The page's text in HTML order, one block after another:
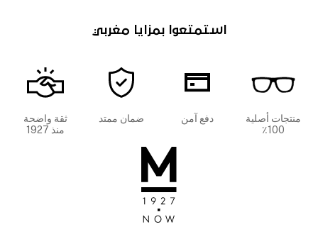
استمتعوا بمزايا مغربي
منتجات أصلية
100٪
دفع آمن ضمان ممتد
ثقة واضحة
منذ 1927